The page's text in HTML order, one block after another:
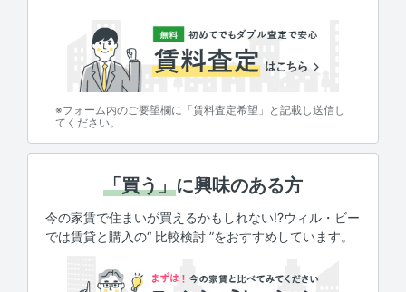
※フォーム内のご要望欄に「賃料査定希望」と記載し送信し
てください。
「買う」に興味のある方
今の家賃で住まいが買えるかもしれない!?ウィル・ビー
では賃貸と購入の“ 比較検討 ”をおすすめしています。